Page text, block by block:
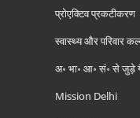
प्रोएक्टिव प्रकटीकरण
स्वास्थ्य और परिवार
अ॰ भा॰ आ॰ सं॰ से जुड़े
Mission Delhi